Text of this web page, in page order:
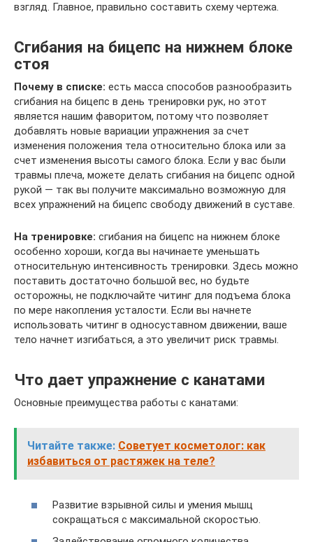
взгляд. Главное, правильно составить схему чертежа.
Сгибания на бицепс на нижнем блоке
стоя
Почему в списке: есть масса способов разнообразить
сгибания на бицепс в день тренировки рук, но этот
является нашим фаворитом, потому что позволяет
добавлять новые вариации упражнения за счет
изменения положения тела относительно блока или за
счет изменения высоты самого блока. Если у вас были
травмы плеча, можете делать сгибания на бицепс одной
рукой — так вы получите максимально возможную для
всех упражнений на бицепс свободу движений в суставе.
На тренировке: сгибания на бицепс на нижнем блоке
особенно хороши, когда вы начинаете уменьшать
относительную интенсивность тренировки. Здесь можно
поставить достаточно большой вес, но будьте
осторожны, не подключайте читинг для подъема блока
по мере накопления усталости. Если вы начнете
использовать читинг в односуставном движении, ваше
тело начнет изгибаться, а это увеличит риск травмы.
Что дает упражнение с канатами
Основные преимущества работы с канатами:
Читайте также: Советует косметолог: как
избавиться от растяжек на теле?
Развитие взрывной силы и умения мышц
сокращаться с максимальной скоростью.